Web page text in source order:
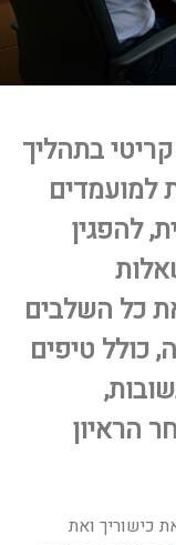
בתהליך
למועמדים
להפגין
כל השלבים
כולל טיפים
הראיון
כישוריך ואת